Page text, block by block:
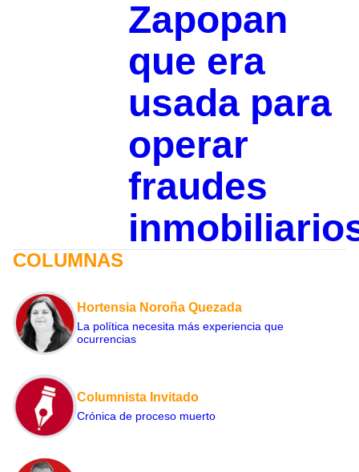
Zapopan
que era
usada para
operar
fraudes
COLUMNAS
Hortensia Noroña Quezada
La política necesita más experiencia que
ocurrencias
Columnista Invitado
Crónica de proceso muerto